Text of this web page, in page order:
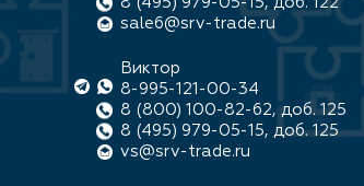
sale6@srv-trade.ru
Виктор
8-995-121-00-34
8 (800) 100-82-62, доб. 125
8 (495) 979-05-15, доб. 125
vs@srv-trade.ru